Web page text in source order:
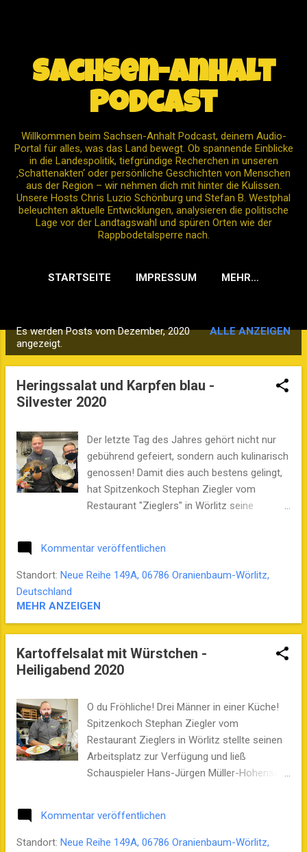
Sachsen-Anhalt
Podcast
Willkommen beim Sachsen-Anhalt Podcast, deinem Audio-
Portal für alles, was das Land bewegt. Ob spannende Einblicke
in die Landespolitik, tiefgründige Recherchen in unseren
‚Schattenakten‘ oder persönliche Geschichten von Menschen
aus der Region – wir nehmen dich mit hinter die Kulissen.
Unsere Hosts Chris Luzio Schönburg und Stefan B. Westphal
beleuchten aktuelle Entwicklungen, analysieren die politische
Lage vor der Landtagswahl und spüren Orten wie der
Rappbodetalsperre nach.
STARTSEITE IMPRESSUM MEHR…
o
Es werden Posts vom Dezember, 2020
angezeigt.
ALLE ANZEIGEN
Heringssalat und Karpfen blau -
Silvester 2020
Der letzte Tag des Jahres gehört nicht nur
gebührend gefeiert, sondern auch kulinarisch
genossen! Damit dies auch bestens gelingt,
hat Spitzenkoch Stephan Ziegler vom
Restaurant "Zieglers" in Wörlitz seine
Zubereitung helfen ihm - mehr oder weniger
geschickt - Schauspieler Hans-Jürgen
Westphal. In dieser Jahresabschluss-
Episode des Sachsen-Anhalt Podcast gibt es
außerdem nicht immer erst gemeintes zu
Silvesterbräuchen, humorvolle Geschichten
und einen Blick ins Buch „Hansis kleine
Kommentar veröffentlichen
Standort: Neue Reihe 149A, 06786 Oranienbaum-Wörlitz,
Deutschland
MEHR ANZEIGEN
Kartoffelsalat mit Würstchen -
Heiligabend 2020
O du Fröhliche! Drei Männer in einer Küche!
Spitzenkoch Stephan Ziegler vom
Restaurant Zieglers in Wörlitz stellte seinen
Arbeitsplatz zur Verfügung und ließ
Schauspieler Hans-Jürgen Müller-Hohensee
die Weihnachtsepisode für den Sachsen-
Anhalt-Podcast mit vielen Tipps für die
Kommentar veröffentlichen
Standort: Neue Reihe 149A, 06786 Oranienbaum-Wörlitz,